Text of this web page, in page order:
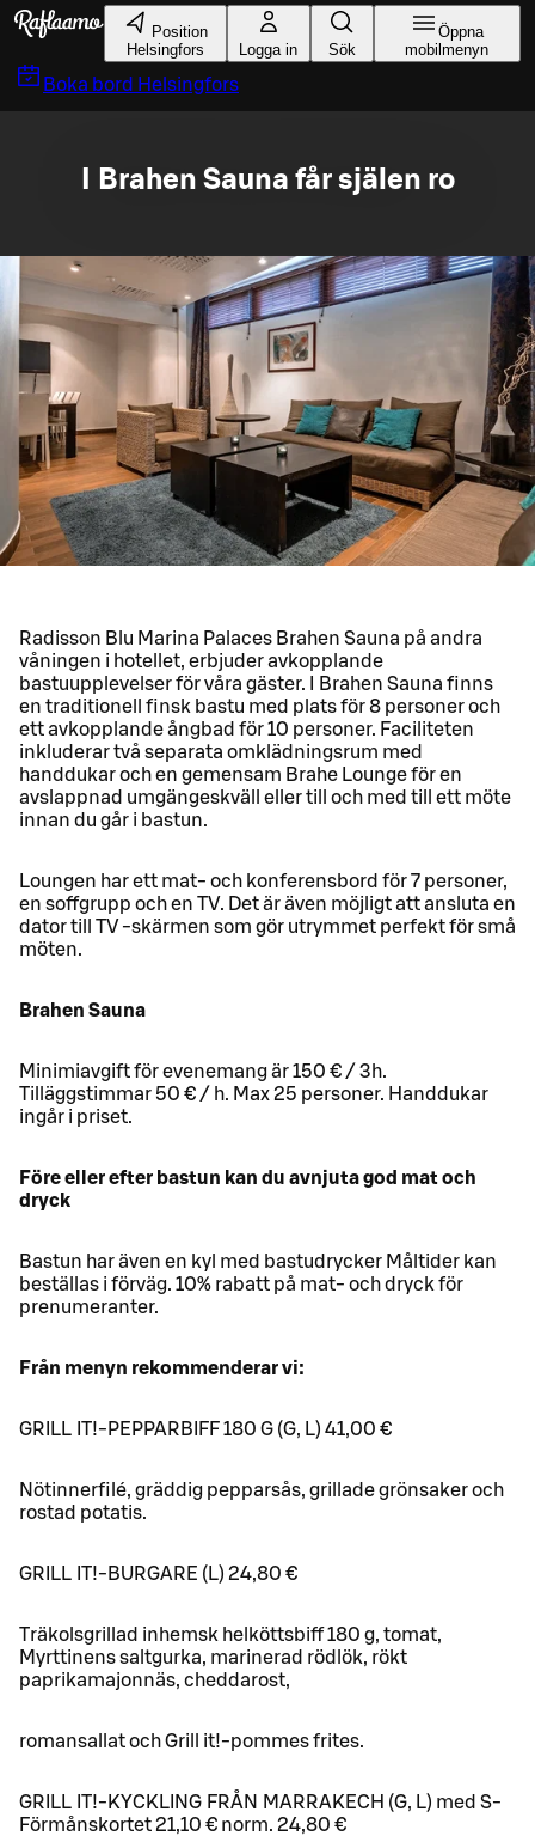
Gå till huvudinnehållet
Position
Helsingfors
Logga in Sök
Öppna
mobilmenyn
Boka bord Helsingfors
I Brahen Sauna får själen ro
Radisson Blu Marina Palaces Brahen Sauna på andra
våningen i hotellet, erbjuder avkopplande
bastuupplevelser för våra gäster. I Brahen Sauna finns
en traditionell finsk bastu med plats för 8 personer och
ett avkopplande ångbad för 10 personer. Faciliteten
inkluderar två separata omklädningsrum med
handdukar och en gemensam Brahe Lounge för en
avslappnad umgängeskväll eller till och med till ett möte
innan du går i bastun.
Loungen har ett mat- och konferensbord för 7 personer,
en soffgrupp och en TV. Det är även möjligt att ansluta en
dator till TV -skärmen som gör utrymmet perfekt för små
möten.
Brahen Sauna
Minimiavgift för evenemang är 150 € / 3h.
Tilläggstimmar 50 € / h. Max 25 personer. Handdukar
ingår i priset.
Före eller efter bastun kan du avnjuta god mat och
dryck
Bastun har även en kyl med bastudrycker Måltider kan
beställas i förväg. 10% rabatt på mat- och dryck för
prenumeranter.
Från menyn rekommenderar vi:
GRILL IT!-PEPPARBIFF 180 G (G, L) 41,00 €
Nötinnerfilé, gräddig pepparsås, grillade grönsaker och
rostad potatis.
GRILL IT!-BURGARE (L) 24,80 €
Träkolsgrillad inhemsk helköttsbiff 180 g, tomat,
Myrttinens saltgurka, marinerad rödlök, rökt
paprikamajonnäs, cheddarost,
romansallat och Grill it!-pommes frites.
GRILL IT!-KYCKLING FRÅN MARRAKECH (G, L) med S-
Förmånskortet 21,10 € norm. 24,80 €